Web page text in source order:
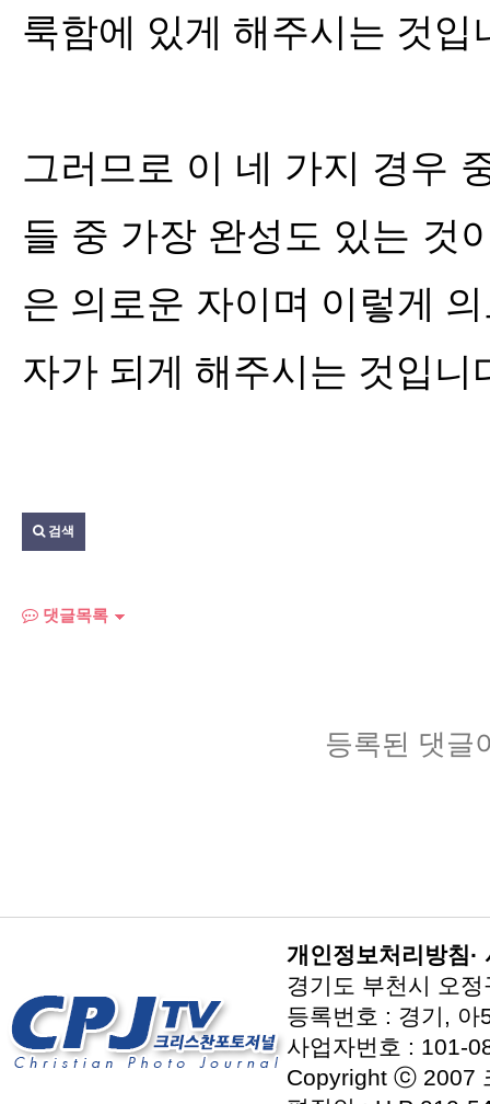
룩함에 있게 해주시는 것입
그러므로 이 네 가지 경우
들 중 가장 완성도 있는 것
은 의로운 자이며 이렇게
자가 되게 해주시는 것입니
검색
댓글목록
등록된 댓글
개인정보처리방침·
경기도 부천시 오
등록번호 : 경기,
사업자번호 : 101-
Copyright ⓒ 2007